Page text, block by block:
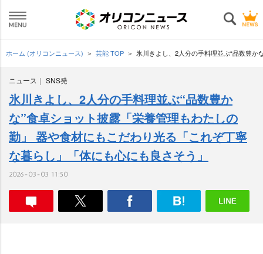
ホーム (オリコンニュース) 芸能 TOP 氷川きよし、2人分の手料理並ぶ“品数豊
ニュース SNS発
氷川きよし、2人分の手料理並ぶ“品数豊か
な”食卓ショット披露「栄養管理もわたしの
勤」 器や食材にもこだわり光る「これぞ丁寧
な暮らし」「体にも心にも良さそう」
2026-03-03 11:50